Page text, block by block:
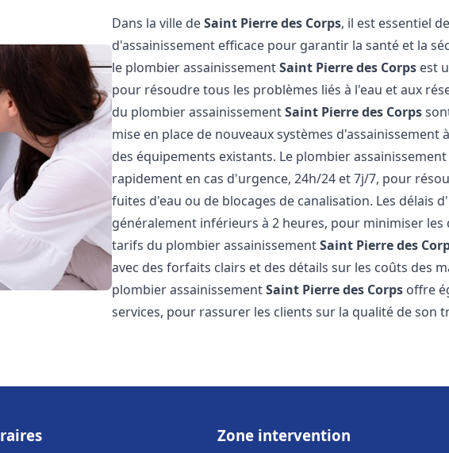
Dans la ville deSaint Pierre des Corps, il est essentiel
d'assainissement efficace pour garantir la santé et la
le plombier assainissementSaint Pierre des Corps est
pour résoudre tous les problèmes liés à l'eau et aux
du plombier assainissementSaint Pierre des Corps
mise en place de nouveaux systèmes
des équipements existants. Le plombier
rapidement en cas d'urgence, 24h/24 et 7j/7, pour
fuites d'eau ou de blocages de canalisation. Les délais
généralement inférieurs à 2 heures, pour minimiser
tarifs du plombier assainissementSaint Pierre des
avec des forfaits clairs et des détails sur les coûts des
plombier assainissementSaint Pierre des Corps offre
services, pour rassurer les clients sur la qualité de son
Zone intervention